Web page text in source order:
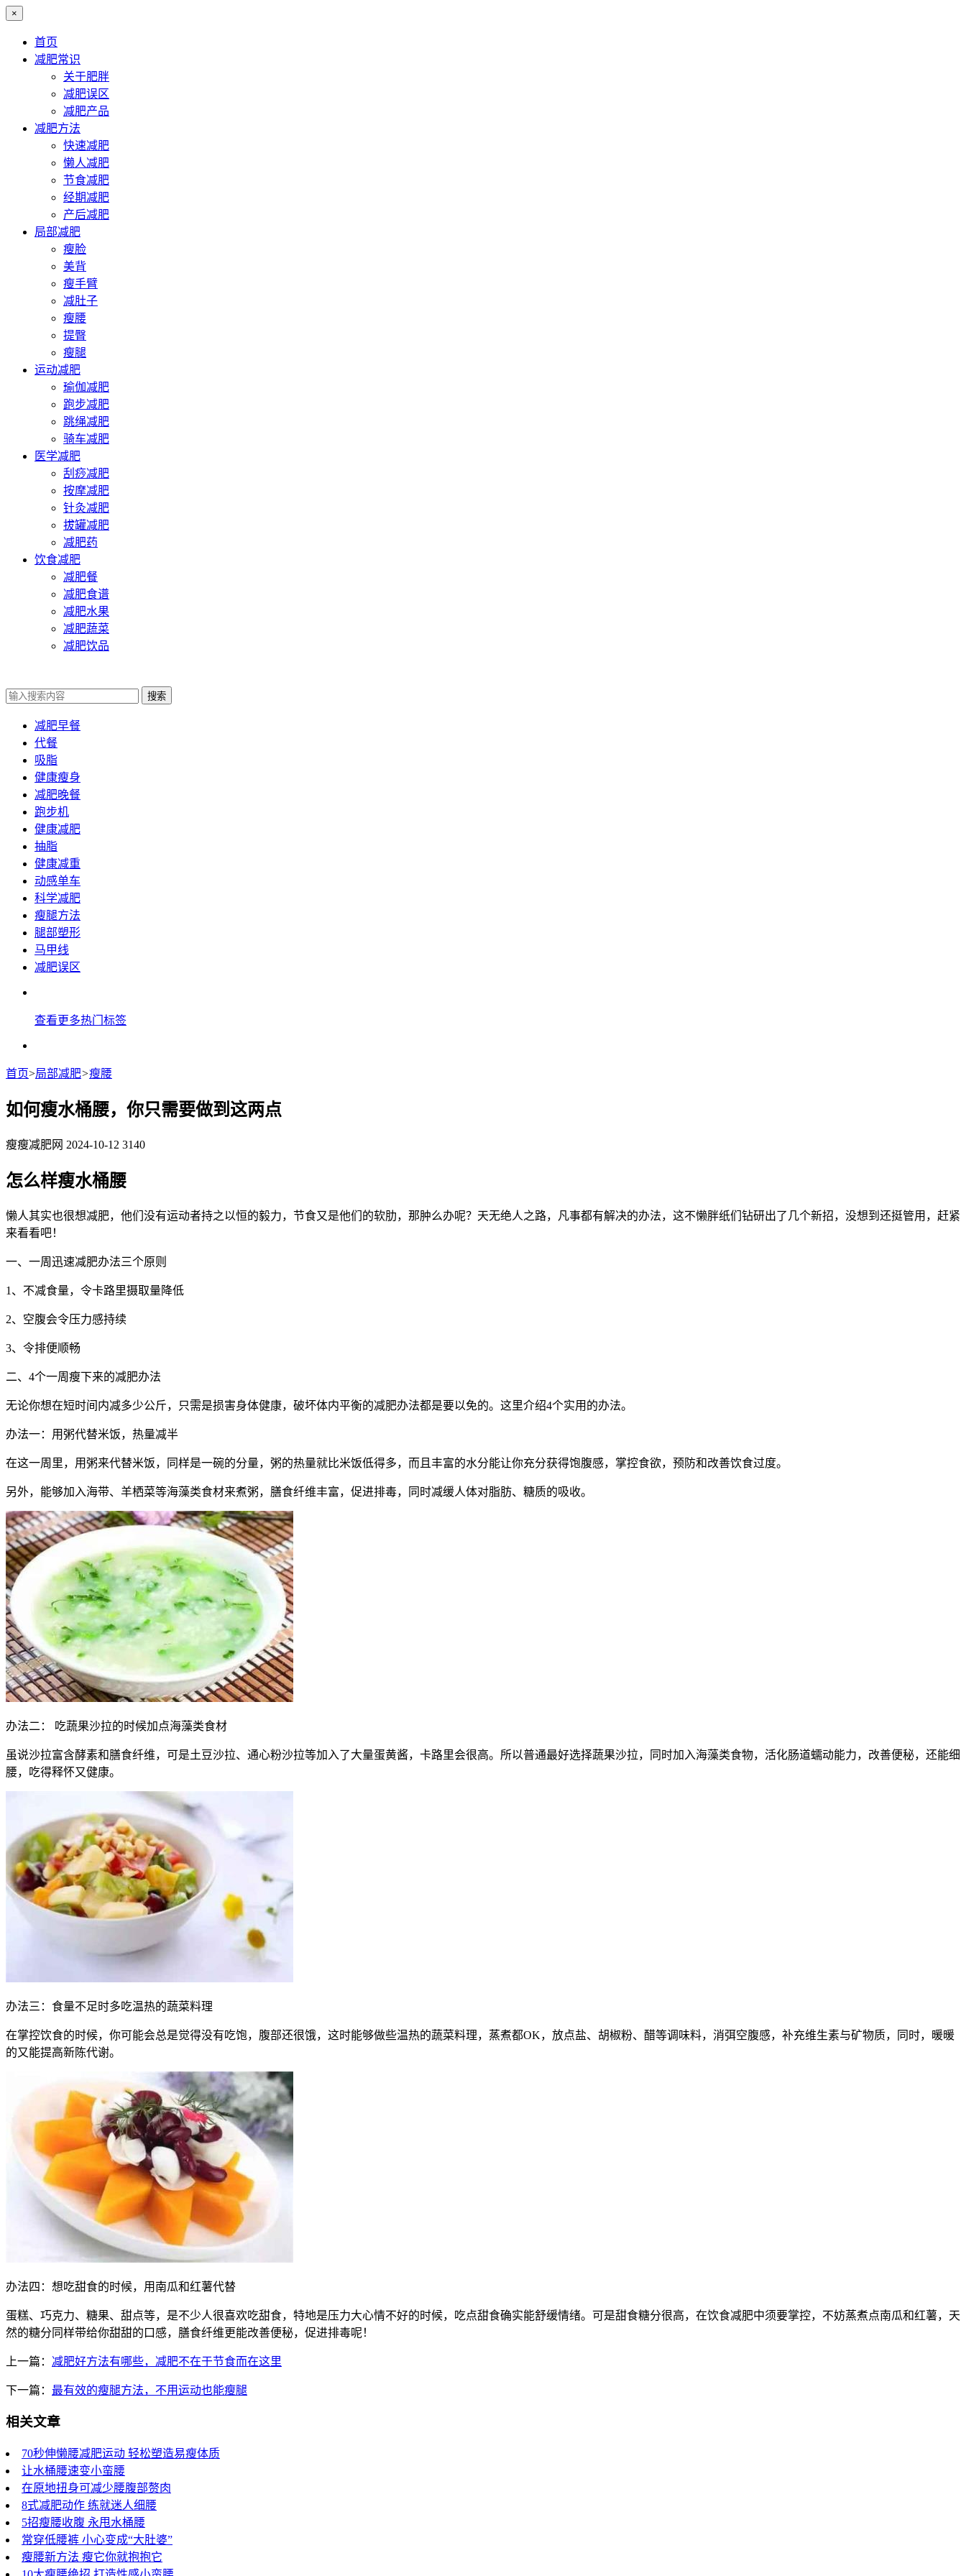
×
首页
减肥常识
关于肥胖
减肥误区
减肥产品
减肥方法
快速减肥
懒人减肥
节食减肥
经期减肥
产后减肥
局部减肥
瘦脸
美背
瘦手臂
减肚子
瘦腰
提臀
瘦腿
运动减肥
瑜伽减肥
跑步减肥
跳绳减肥
骑车减肥
医学减肥
刮痧减肥
按摩减肥
针灸减肥
拔罐减肥
减肥药
饮食减肥
减肥餐
减肥食谱
减肥水果
减肥蔬菜
减肥饮品
搜索
减肥早餐
代餐
吸脂
健康瘦身
减肥晚餐
跑步机
健康减肥
抽脂
健康减重
动感单车
科学减肥
瘦腿方法
腿部塑形
马甲线
减肥误区
查看更多热门标签
首页>局部减肥>瘦腰
如何瘦水桶腰，你只需要做到这两点
瘦瘦减肥网 2024-10-12 3140
怎么样瘦水桶腰
懒人其实也很想减肥，他们没有运动者持之以恒的毅力，节食又是他们的软肋，那肿么办呢？天无绝人之路，凡事都有解决的办法，这不懒胖纸们钻研出了几个新招，没想到还挺管用，赶紧
来看看吧！
一、一周迅速减肥办法三个原则
1、不减食量，令卡路里摄取量降低
2、空腹会令压力感持续
3、令排便顺畅
二、4个一周瘦下来的减肥办法
无论你想在短时间内减多少公斤，只需是损害身体健康，破坏体内平衡的减肥办法都是要以免的。这里介绍4个实用的办法。
办法一：用粥代替米饭，热量减半
在这一周里，用粥来代替米饭，同样是一碗的分量，粥的热量就比米饭低得多，而且丰富的水分能让你充分获得饱腹感，掌控食欲，预防和改善饮食过度。
另外，能够加入海带、羊栖菜等海藻类食材来煮粥，膳食纤维丰富，促进排毒，同时减缓人体对脂肪、糖质的吸收。
办法二： 吃蔬果沙拉的时候加点海藻类食材
虽说沙拉富含酵素和膳食纤维，可是土豆沙拉、通心粉沙拉等加入了大量蛋黄酱，卡路里会很高。所以普通最好选择蔬果沙拉，同时加入海藻类食物，活化肠道蠕动能力，改善便秘，还能细
腰，吃得释怀又健康。
办法三：食量不足时多吃温热的蔬菜料理
在掌控饮食的时候，你可能会总是觉得没有吃饱，腹部还很饿，这时能够做些温热的蔬菜料理，蒸煮都OK，放点盐、胡椒粉、醋等调味料，消弭空腹感，补充维生素与矿物质，同时，暖暖
的又能提高新陈代谢。
办法四：想吃甜食的时候，用南瓜和红薯代替
蛋糕、巧克力、糖果、甜点等，是不少人很喜欢吃甜食，特地是压力大心情不好的时候，吃点甜食确实能舒缓情绪。可是甜食糖分很高，在饮食减肥中须要掌控，不妨蒸煮点南瓜和红薯，天
然的糖分同样带给你甜甜的口感，膳食纤维更能改善便秘，促进排毒呢！
上一篇： 减肥好方法有哪些，减肥不在于节食而在这里
下一篇： 最有效的瘦腿方法，不用运动也能瘦腿
相关文章
70秒伸懒腰减肥运动 轻松塑造易瘦体质
让水桶腰速变小蛮腰
在原地扭身可减少腰腹部赘肉
8式减肥动作 练就迷人细腰
5招瘦腰收腹 永甩水桶腰
常穿低腰裤 小心变成“大肚婆”
瘦腰新方法 瘦它你就抱抱它